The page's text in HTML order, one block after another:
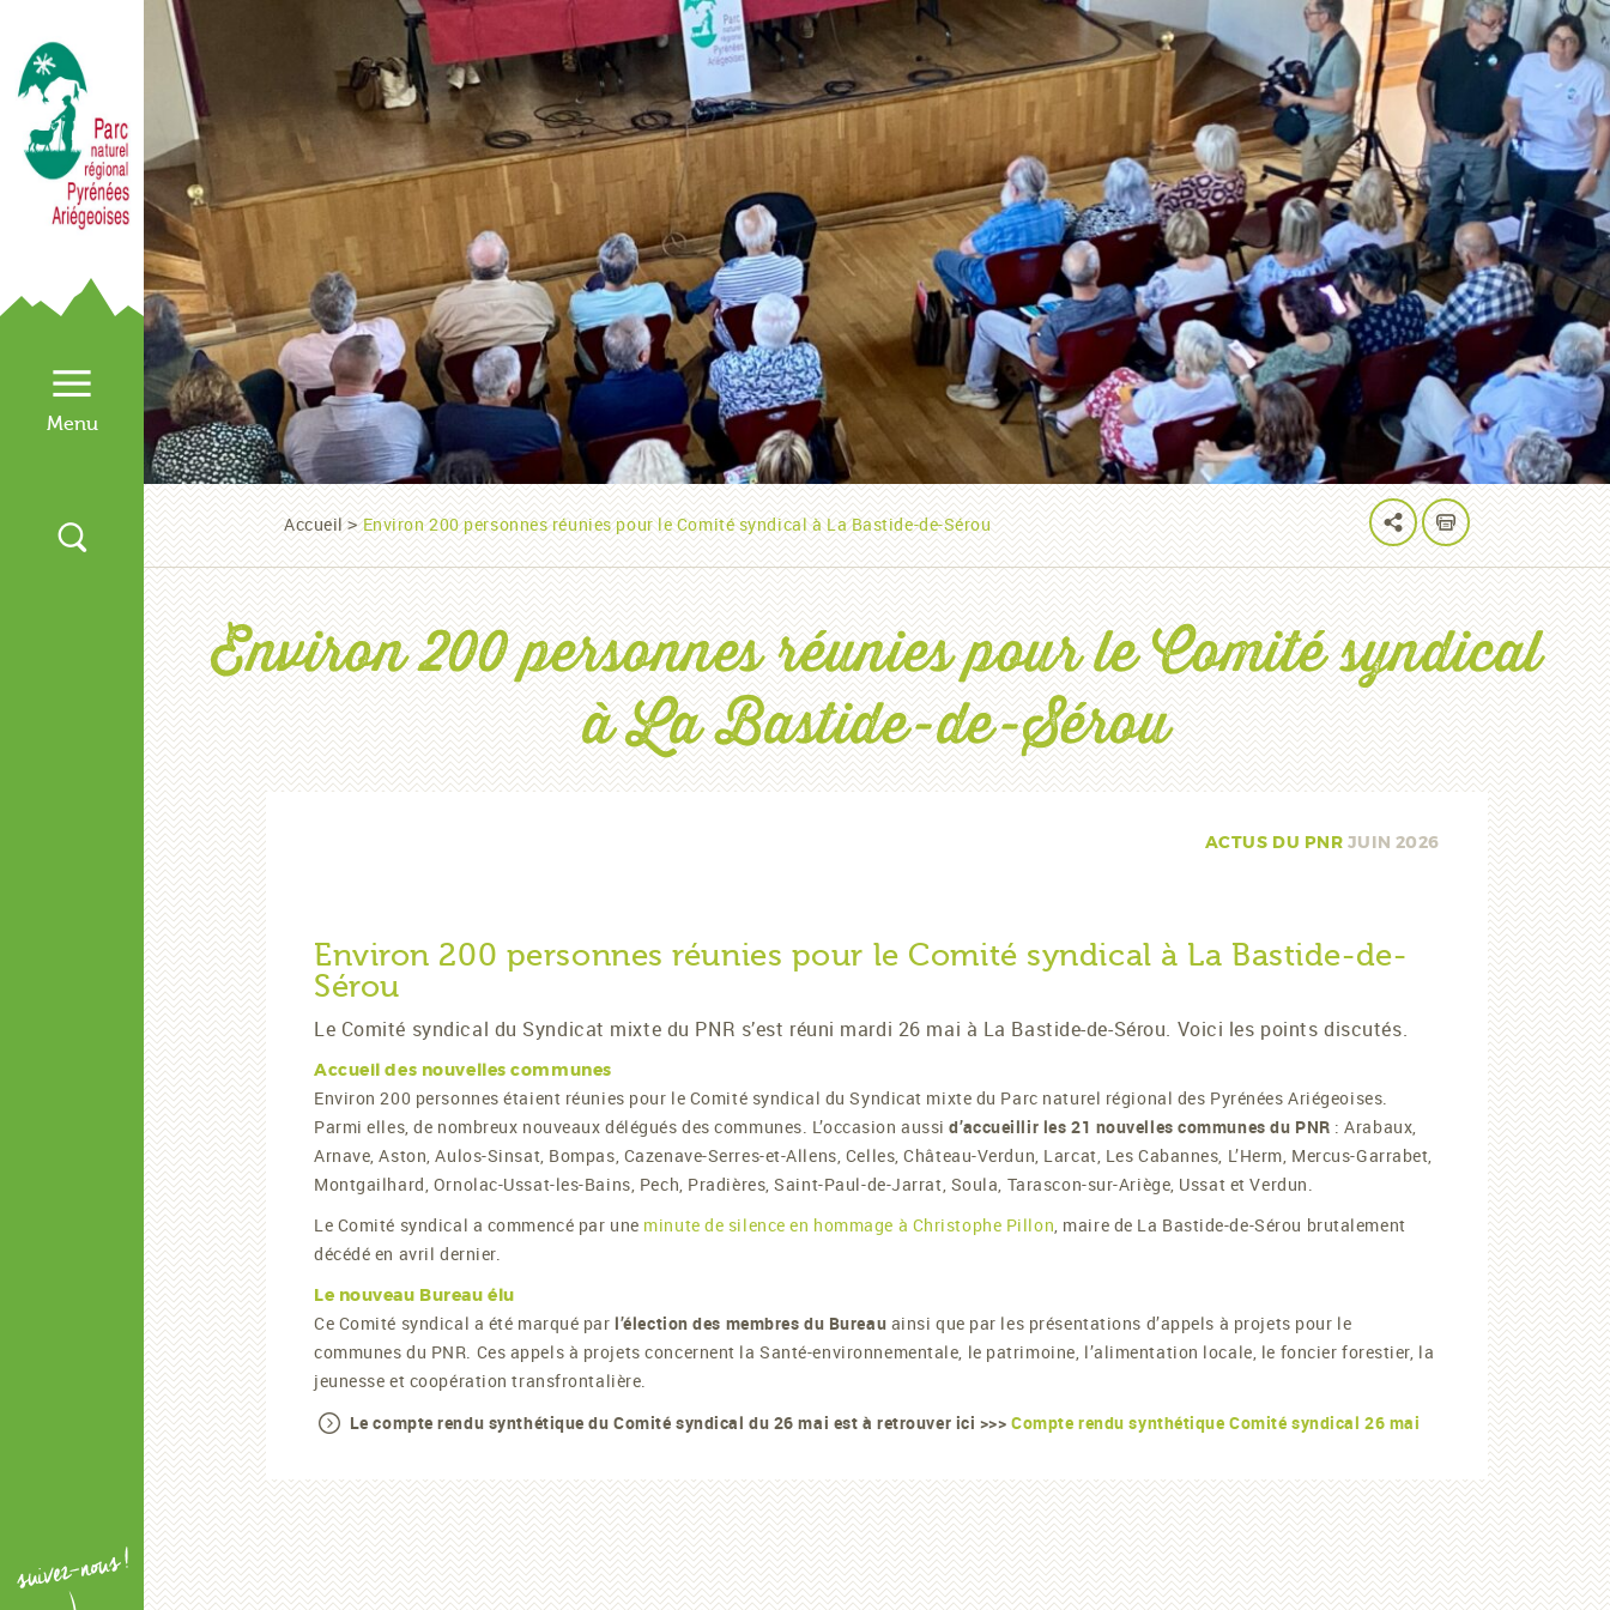
Accueil > Environ 200 personnes réunies pour le Comité syndical à La Bastide-de-Sérou
Environ 200 personnes réunies pour le Comité syndical
à La Bastide-de-Sérou
ACTUS DU PNR JUIN 2026
Environ 200 personnes réunies pour le Comité syndical à La Bastide-de-
Sérou
Le Comité syndical du Syndicat mixte du PNR s’est réuni mardi 26 mai à La Bastide-de-Sérou. Voici les points discutés.
Accueil des nouvelles communes
Environ 200 personnes étaient réunies pour le Comité syndical du Syndicat mixte du Parc naturel régional des Pyrénées Ariégeoises.
Parmi elles, de nombreux nouveaux délégués des communes. L’occasion aussid’accueillir les 21 nouvelles communes du PNR : Arabaux,
Arnave, Aston, Aulos-Sinsat, Bompas, Cazenave-Serres-et-Allens, Celles, Château-Verdun, Larcat, Les Cabannes, L’Herm, Mercus-Garrabet,
Montgailhard, Ornolac-Ussat-les-Bains, Pech, Pradières, Saint-Paul-de-Jarrat, Soula, Tarascon-sur-Ariège, Ussat et Verdun.
Le Comité syndical a commencé par une minute de silence en hommage à Christophe Pillon, maire de La Bastide-de-Sérou brutalement
décédé en avril dernier.
Le nouveau Bureau élu
Ce Comité syndical a été marqué par l’élection des membres du Bureau ainsi que par les présentations d’appels à projets pour le
communes du PNR. Ces appels à projets concernent la Santé-environnementale, le patrimoine, l’alimentation locale, le foncier forestier, la
jeunesse et coopération transfrontalière.
Le compte rendu synthétique du Comité syndical du 26 mai est à retrouver ici >>>Compte rendu synthétique Comité syndical 26 mai